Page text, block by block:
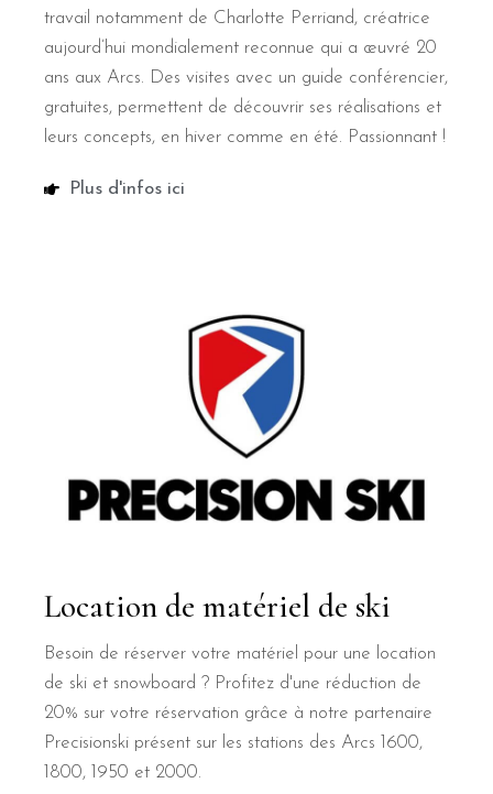
travail notamment de Charlotte Perriand, créatrice
aujourd’hui mondialement reconnue qui a œuvré 20
ans aux Arcs. Des visites avec un guide conférencier,
gratuites, permettent de découvrir ses réalisations et
leurs concepts, en hiver comme en été. Passionnant !
Plus d'infos ici
Location de matériel de ski
Besoin de réserver votre matériel pour une location
de ski et snowboard ? Profitez d'une réduction de
20% sur votre réservation grâce à notre partenaire
Precisionski présent sur les stations des Arcs 1600,
1800, 1950 et 2000.